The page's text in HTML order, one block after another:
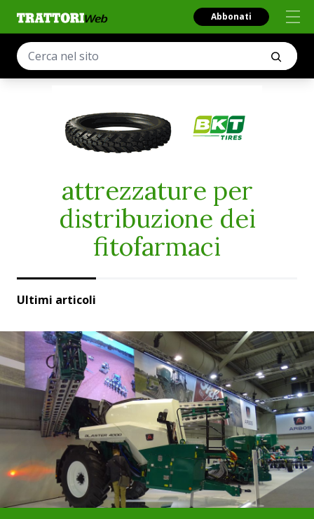
Abbonati
attrezzature per
distribuzione dei
fitofarmaci
Ultimi articoli